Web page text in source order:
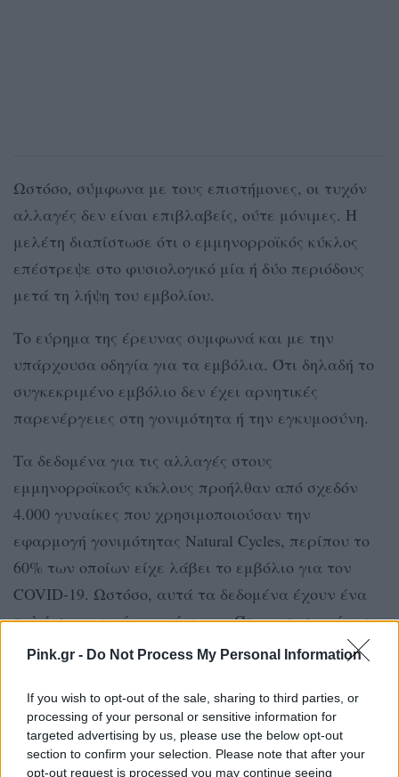
Pink.gr - Do Not Process My Personal Information
If you wish to opt-out of the sale, sharing to third parties, or
processing of your personal or sensitive information for
targeted advertising by us, please use the below opt-out
section to confirm your selection. Please note that after your
opt-out request is processed you may continue seeing
Ωστόσο, σύμφωνα με τους επιστήμονες, οι τυχόν
αλλαγές δεν είναι επιβλαβείς, ούτε μόνιμες. Η
μελέτη διαπίστωσε ότι ο εμμηνορροϊκός κύκλος
επέστρεψε στο φυσιολογικό μία ή δύο περιόδους
μετά τη λήψη του εμβολίου.
Το εύρημα της έρευνας συμφωνά και με την
υπάρχουσα οδηγία για τα εμβόλια. Ότι δηλαδή το
συγκεκριμένο εμβόλιο δεν έχει αρνητικές
παρενέργειες στη γονιμότητα ή την εγκυμοσύνη.
Τα δεδομένα για τις αλλαγές στους
εμμηνορροϊκούς κύκλους προήλθαν από σχεδόν
4.000 γυναίκες που χρησιμοποιούσαν την
εφαρμογή γονιμότητας Natural Cycles, περίπου το
60% των οποίων είχε λάβει το εμβόλιο για τον
COVID-19. Ωστόσο, αυτά τα δεδομένα έχουν ένα
πολύ σημαντικό μειονέκτημα. Όπως επισημαίνουν
οι Times, το σύνολο των γυναικών που
είναι αντιπροσωπευτικό σε εθνικό επίπεδο - αυτές
οι χρήστες τείνουν να είναι λευκές, μορφωμένες
και πιο αδύνατες από τη μέση Αμερικανίδα και